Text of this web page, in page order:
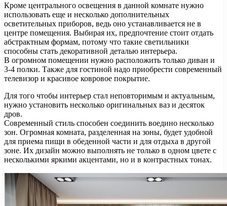
Кроме центрального освещения в данной комнате нужно
использовать еще и несколько дополнительных
осветительных приборов, ведь оно устанавливается не в
центре помещения. Выбирая их, предпочтение стоит отдать
абстрактным формам, потому что такие светильники
способны стать декоративной деталью интерьера.
В огромном помещении нужно расположить только диван и
3-4 полки. Также для гостиной надо приобрести современный
телевизор и красивое ковровое покрытие.
Для того чтобы интерьер стал неповторимым и актуальным,
нужно установить несколько оригинальных ваз и десяток
дров.
Современный стиль способен соединить воедино несколько
зон. Огромная комната, разделенная на зоны, будет удобной
для приема пищи в обеденной части и для отдыха в другой
зоне. Их дизайн можно выполнять не только в одном цвете с
несколькими яркими акцентами, но и в контрастных тонах.